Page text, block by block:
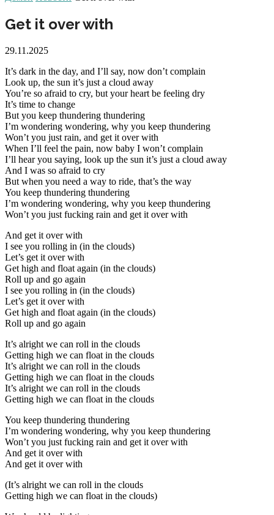
Get it over with
29.11.2025
It’s dark in the day, and I’ll say, now don’t complain
Look up, the sun it’s just a cloud away
You’re so afraid to cry, but your heart be feeling dry
It’s time to change
But you keep thundering thundering
I’m wondering wondering, why you keep thundering
Won’t you just rain, and get it over with
When I’ll feel the pain, now baby I won’t complain
I’ll hear you saying, look up the sun it’s just a cloud away
And I was so afraid to cry
But when you need a way to ride, that’s the way
You keep thundering thundering
I’m wondering wondering, why you keep thundering
Won’t you just fucking rain and get it over with
And get it over with
I see you rolling in (in the clouds)
Let’s get it over with
Get high and float again (in the clouds)
Roll up and go again
I see you rolling in (in the clouds)
Let’s get it over with
Get high and float again (in the clouds)
Roll up and go again
It’s alright we can roll in the clouds
Getting high we can float in the clouds
It’s alright we can roll in the clouds
Getting high we can float in the clouds
It’s alright we can roll in the clouds
Getting high we can float in the clouds
You keep thundering thundering
I’m wondering wondering, why you keep thundering
Won’t you just fucking rain and get it over with
And get it over with
And get it over with
(It’s alright we can roll in the clouds
Getting high we can float in the clouds)